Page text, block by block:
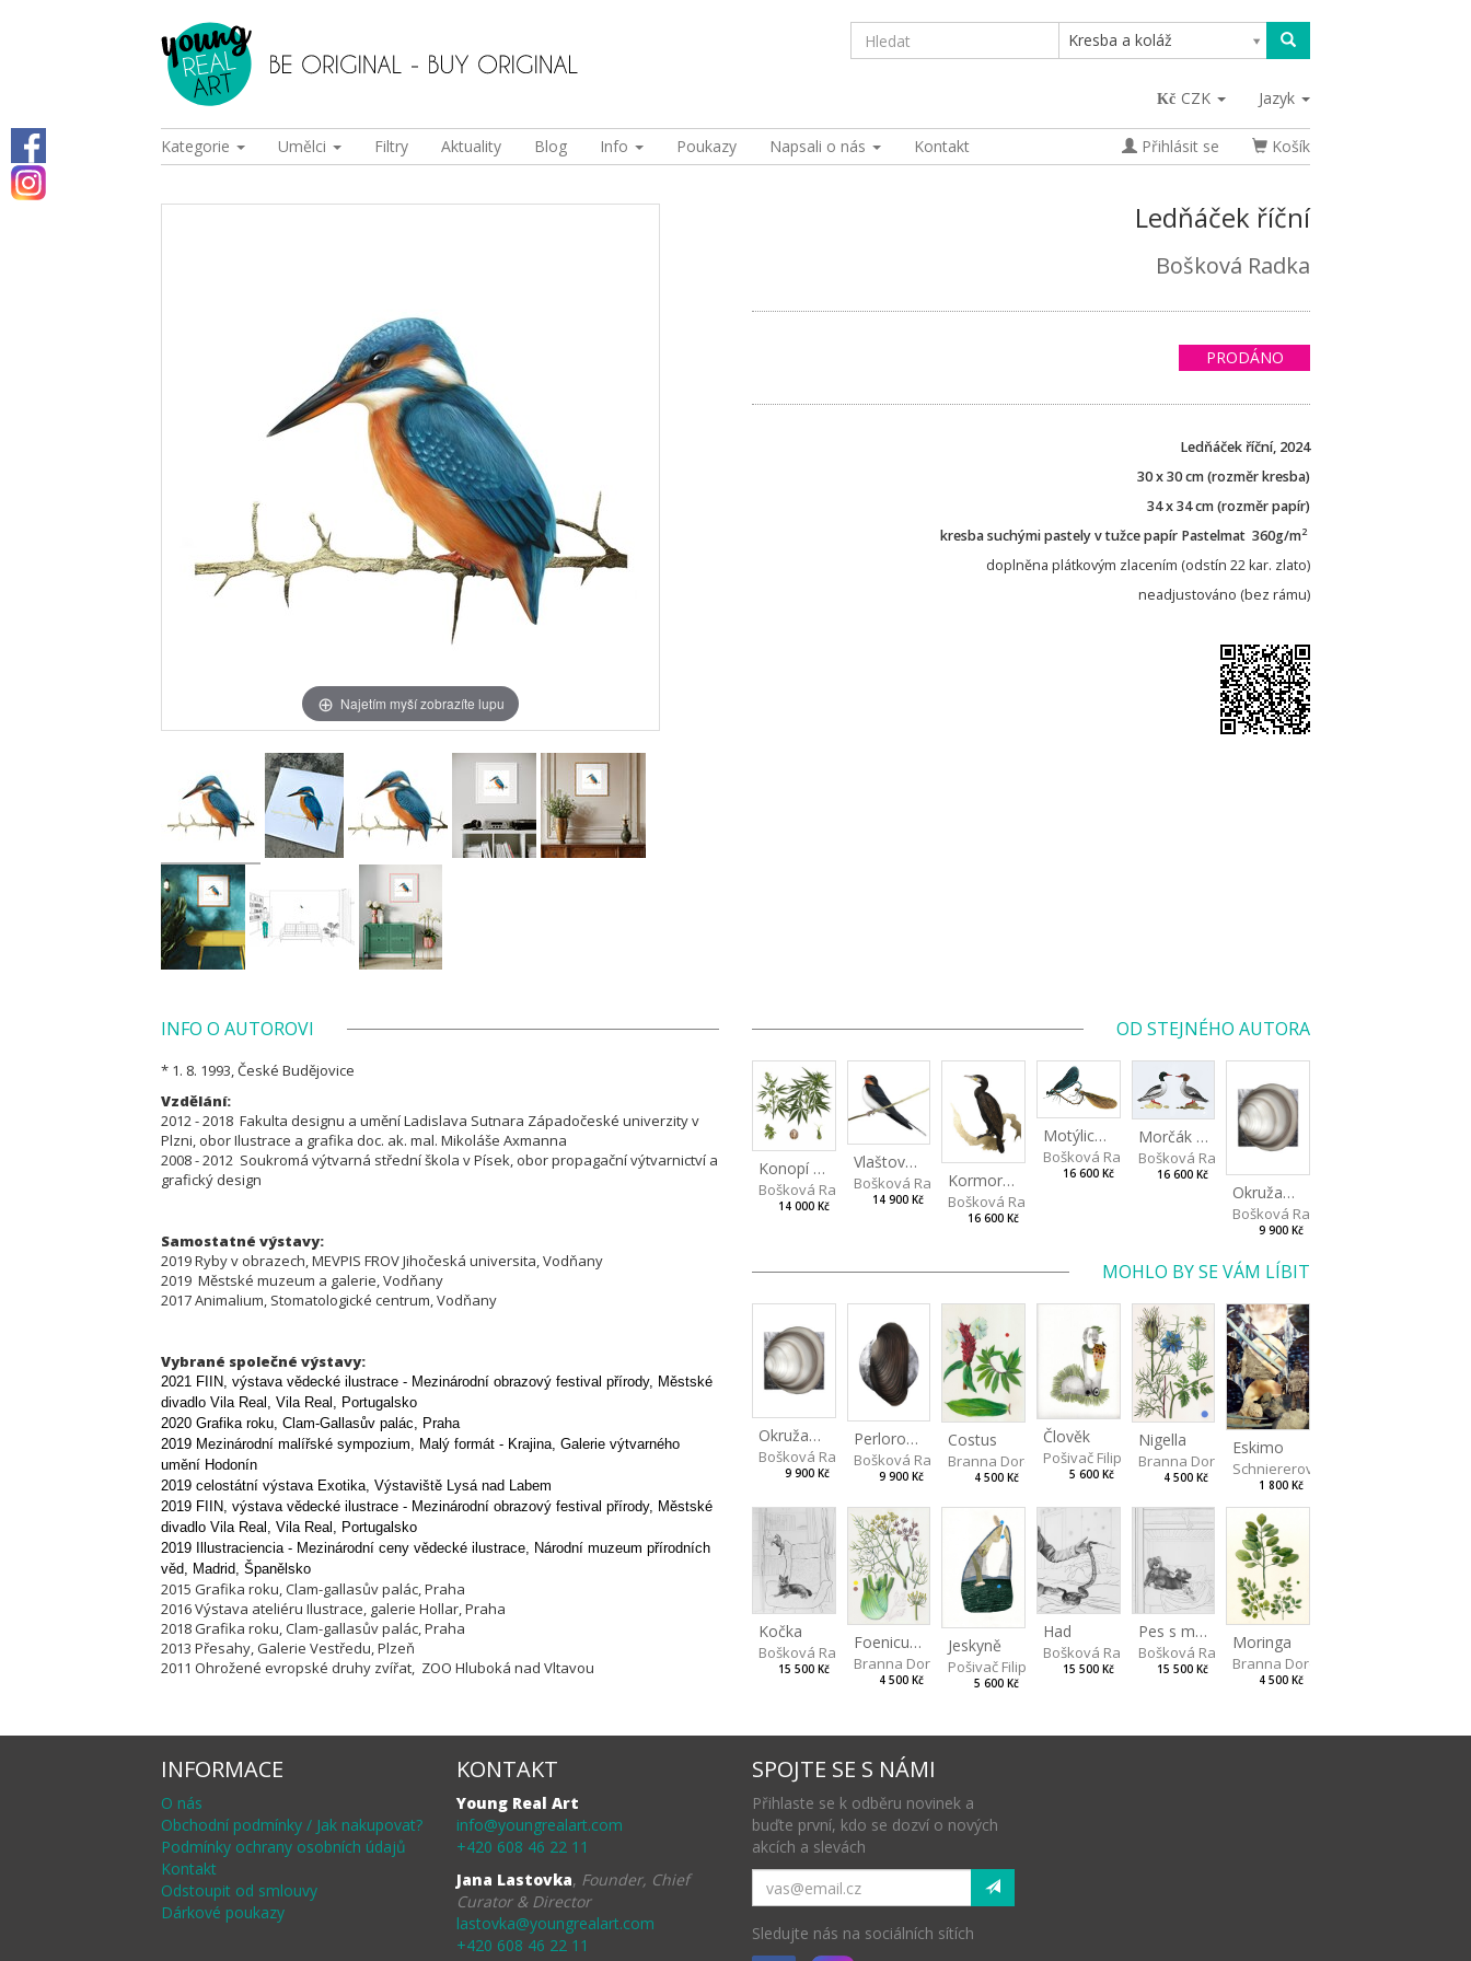
Kresba a koláž
CZK Jazyk
Kategorie Umělci Filtry Aktuality Blog Info Poukazy Napsali o nás Kontakt Přihlásit se Košík
Najetím myší zobrazíte lupu
Ledňáček říční
Bošková Radka
PRODÁNO
Ledňáček říční, 2024
30 x 30 cm (rozměr kresba)
34 x 34 cm (rozměr papír)
kresba suchými pastely v tužce papír Pastelmat 360g/m2
doplněna plátkovým zlacením (odstín 22 kar. zlato)
neadjustováno (bez rámu)
INFO O AUTOROVI
* 1. 8. 1993, České Budějovice
Vzdělání:
2012 - 2018 Fakulta designu a umění Ladislava Sutnara Západočeské univerzity v
Plzni, obor Ilustrace a grafika doc. ak. mal. Mikoláše Axmanna
2008 - 2012 Soukromá výtvarná střední škola v Písek, obor propagační výtvarnictví a
grafický design
Samostatné výstavy:
2019 Ryby v obrazech, MEVPIS FROV Jihočeská universita, Vodňany
2019 Městské muzeum a galerie, Vodňany
2017 Animalium, Stomatologické centrum, Vodňany
Vybrané společné výstavy:
2021 FIIN, výstava vědecké ilustrace - Mezinárodní obrazový festival přírody, Městské
divadlo Vila Real, Vila Real, Portugalsko
2020 Grafika roku, Clam-Gallasův palác, Praha
2019 Mezinárodní malířské sympozium, Malý formát - Krajina, Galerie výtvarného
umění Hodonín
2019 celostátní výstava Exotika, Výstaviště Lysá nad Labem
2019 FIIN, výstava vědecké ilustrace - Mezinárodní obrazový festival přírody, Městské
divadlo Vila Real, Vila Real, Portugalsko
2019 Illustraciencia - Mezinárodní ceny vědecké ilustrace, Národní muzeum přírodních
věd, Madrid, Španělsko
2015 Grafika roku, Clam-gallasův palác, Praha
2016 Výstava ateliéru Ilustrace, galerie Hollar, Praha
2018 Grafika roku, Clam-gallasův palác, Praha
2013 Přesahy, Galerie Vestředu, Plzeň
2011 Ohrožené evropské druhy zvířat, ZOO Hluboká nad Vltavou
OD STEJNÉHO AUTORA
Konopí seté
Bošková Radka
14 000 Kč
Vlaštovka obecná
Bošková Radka
14 900 Kč
Kormorán velký
Bošková Radka
16 600 Kč
Motýlice obecná
Bošková Radka
16 600 Kč
Morčák velký
Bošková Radka
16 600 Kč
Okružanka říční
Bošková Radka
9 900 Kč
MOHLO BY SE VÁM LÍBIT
Okružanka říční
Bošková Radka
9 900 Kč
Perlorodka říční
Bošková Radka
9 900 Kč
Costus
Branna Dorota
4 500 Kč
Člověk
Pošivač Filip
5 600 Kč
Nigella
Branna Dorota
4 500 Kč
Eskimo
Schniererová Miriama
1 800 Kč
Kočka
Bošková Radka
15 500 Kč
Foeniculum
Branna Dorota
4 500 Kč
Jeskyně
Pošivač Filip
5 600 Kč
Had
Bošková Radka
15 500 Kč
Pes s medvědem
Bošková Radka
15 500 Kč
Moringa
Branna Dorota
4 500 Kč
INFORMACE
O nás
Obchodní podmínky / Jak nakupovat?
Podmínky ochrany osobních údajů
Kontakt
Odstoupit od smlouvy
Dárkové poukazy
KONTAKT
Young Real Art
info@youngrealart.com
+420 608 46 22 11
Jana Lastovka, Founder, Chief
Curator & Director
lastovka@youngrealart.com
+420 608 46 22 11
SPOJTE SE S NÁMI
Přihlaste se k odběru novinek a
buďte první, kdo se dozví o nových
akcích a slevách
Sledujte nás na sociálních sítích